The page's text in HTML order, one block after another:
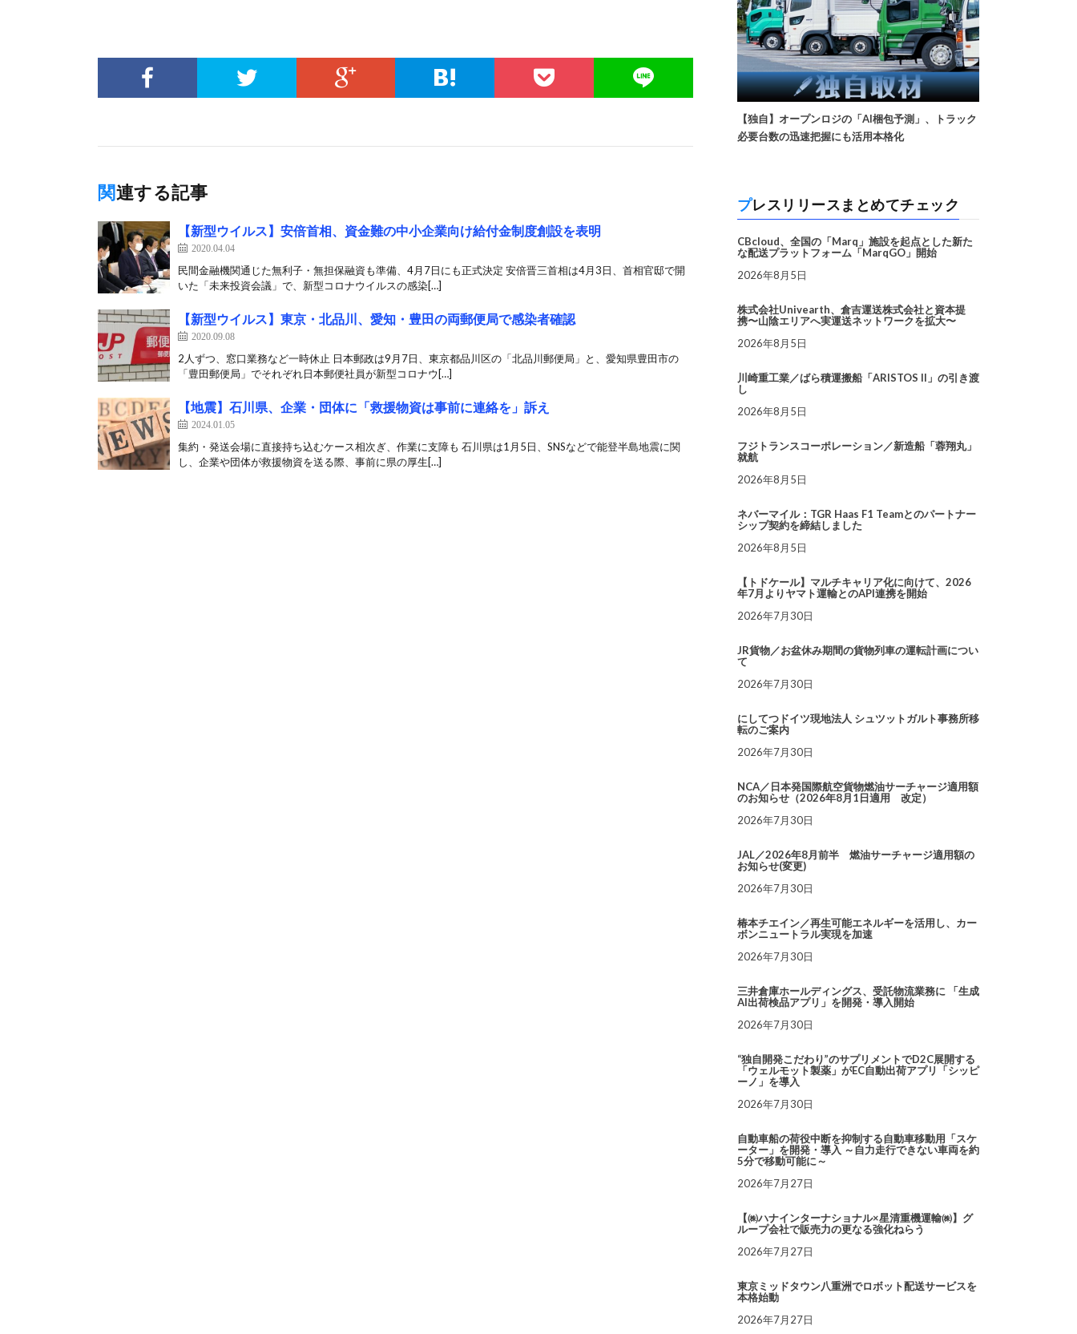
関連する記事
【新型ウイルス】安倍首相、資金難の中小企業向け給付金制度創設を表明
2020.04.04
民間金融機関通じた無利子・無担保融資も準備、4月7日にも正式決定 安倍晋三首相は4月3日、首相官邸で開
いた「未来投資会議」で、新型コロナウイルスの感染[…]
【新型ウイルス】東京・北品川、愛知・豊田の両郵便局で感染者確認
2020.09.08
2人ずつ、窓口業務など一時休止 日本郵政は9月7日、東京都品川区の「北品川郵便局」と、愛知県豊田市の
「豊田郵便局」でそれぞれ日本郵便社員が新型コロナウ[…]
【地震】石川県、企業・団体に「救援物資は事前に連絡を」訴え
2024.01.05
集約・発送会場に直接持ち込むケース相次ぎ、作業に支障も 石川県は1月5日、SNSなどで能登半島地震に関
し、企業や団体が救援物資を送る際、事前に県の厚生[…]
【独自】オープンロジの「AI梱包予測」、トラック
必要台数の迅速把握にも活用本格化
プレスリリースまとめてチェック
CBcloud、全国の「Marq」施設を起点とした新た
な配送プラットフォーム「MarqGO」開始
2026年8月5日
株式会社Univearth、倉吉運送株式会社と資本提
携〜山陰エリアへ実運送ネットワークを拡大〜
2026年8月5日
川崎重工業／ばら積運搬船「ARISTOS II」の引き渡
し
2026年8月5日
フジトランスコーポレーション／新造船「蓉翔丸」
就航
2026年8月5日
ネバーマイル：TGR Haas F1 Teamとのパートナー
シップ契約を締結しました
2026年8月5日
【トドケール】マルチキャリア化に向けて、2026
年7月よりヤマト運輸とのAPI連携を開始
2026年7月30日
JR貨物／お盆休み期間の貨物列車の運転計画につい
て
2026年7月30日
にしてつドイツ現地法人 シュツットガルト事務所移
転のご案内
2026年7月30日
NCA／日本発国際航空貨物燃油サーチャージ適用額
のお知らせ（2026年8月1日適用 改定）
2026年7月30日
JAL／2026年8月前半 燃油サーチャージ適用額の
お知らせ(変更)
2026年7月30日
椿本チエイン／再生可能エネルギーを活用し、カー
ボンニュートラル実現を加速
2026年7月30日
三井倉庫ホールディングス、受託物流業務に 「生成
AI出荷検品アプリ」を開発・導入開始
2026年7月30日
“独自開発こだわり”のサプリメントでD2C展開する
「ウェルモット製薬」がEC自動出荷アプリ「シッピ
ーノ」を導入
2026年7月30日
自動車船の荷役中断を抑制する自動車移動用「スケ
ーター」を開発・導入 ～自力走行できない車両を約
5分で移動可能に～
2026年7月27日
【㈱ハナインターナショナル×星清重機運輸㈱】グ
ループ会社で販売力の更なる強化ねらう
2026年7月27日
東京ミッドタウン八重洲でロボット配送サービスを
本格始動
2026年7月27日